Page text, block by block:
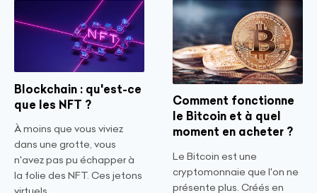
Blockchain : qu'est-ce
que les NFT ?
À moins que vous viviez
dans une grotte, vous
n'avez pas pu échapper à
la folie des NFT. Ces jetons
Comment fonctionne
le Bitcoin et à quel
moment en acheter ?
Le Bitcoin est une
cryptomonnaie que l'on ne
présente plus. Créés en